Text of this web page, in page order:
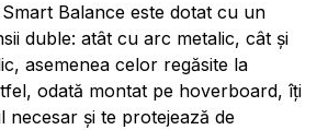
Balance este dotat cu un
duble: atât cu arc metalic, cât și
asemenea celor regăsite la
odată montat pe hoverboard, îți
necesar și te protejează de